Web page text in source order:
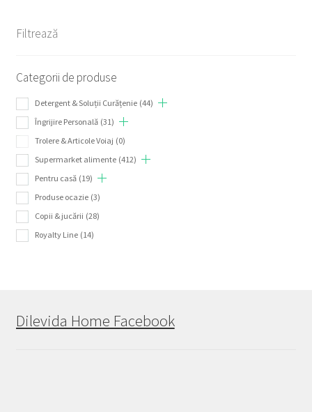
Filtrează
Categorii de produse
Detergent & Soluții Curățenie (44)
Îngrijire Personală (31)
Trolere & Articole Voiaj (0)
Supermarket alimente (412)
Pentru casă (19)
Produse ocazie (3)
Copii & jucării (28)
Royalty Line (14)
Dilevida Home Facebook